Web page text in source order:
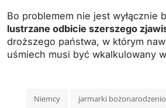
Bo problemem nie jest wyłącznie
lustrzane odbicie szerszego
droższego państwa, w którym
uśmiech musi być wkalkulowany
Niemcy jarmarki